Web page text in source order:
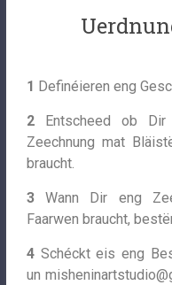
1 Definéieren eng
2Entscheed ob Dir
Zeechnung mat
braucht.
3Wann Dir eng
Faarwen braucht,
4Schéckt eis eng
un